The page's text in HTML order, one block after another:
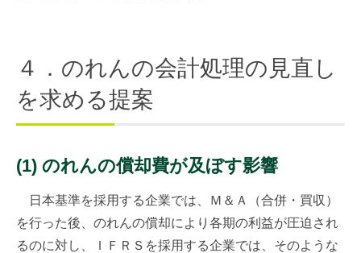
４．のれんの会計処理の見直し
を求める提案
(1) のれんの償却費が及ぼす影響
日本基準を採用する企業では、Ｍ＆Ａ（合併・買収）
を行った後、のれんの償却により各期の利益が圧迫され
るのに対し、ＩＦＲＳを採用する企業では、そのような